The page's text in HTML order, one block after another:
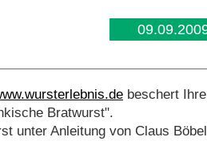
beschert
Bratwurst".
unter Anleitung von Claus